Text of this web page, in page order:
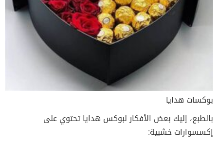
بوكسات هدايا
بالطبع، إليك بعض الأفكار لبوكس هدايا تحتوي على
إكسسوارات خشبية: